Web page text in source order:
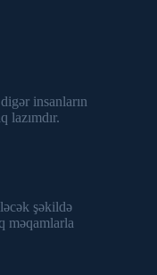
insanların
lazımdır.
şəkildə
məqamlarla